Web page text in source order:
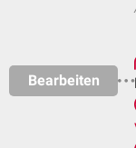
Bearbeiten